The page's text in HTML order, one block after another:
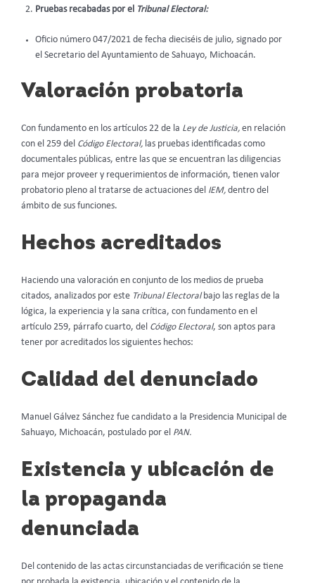
Pruebas recabadas por el
Tribunal Electoral:
Oficio número 047/2021 de fecha dieciséis de julio, signado por
el Secretario del Ayuntamiento de Sahuayo, Michoacán.
Valoración probatoria
Con fundamento en los artículos 22 de la Ley de Justicia, en relación
con el 259 del Código Electoral, las pruebas identificadas como
documentales públicas, entre las que se encuentran las diligencias
para mejor proveer y requerimientos de información, tienen valor
probatorio pleno al tratarse de actuaciones del IEM, dentro del
ámbito de sus funciones.
Hechos acreditados
Haciendo una valoración en conjunto de los medios de prueba
citados, analizados por este Tribunal Electoral bajo las reglas de la
lógica, la experiencia y la sana crítica, con fundamento en el
artículo 259, párrafo cuarto, del Código Electoral, son aptos para
tener por acreditados los siguientes hechos:
Calidad del denunciado
Manuel Gálvez Sánchez fue candidato a la Presidencia Municipal de
Sahuayo, Michoacán, postulado por el PAN.
Existencia y ubicación de
la propaganda
denunciada
Del contenido de las actas circunstanciadas de verificación se tiene